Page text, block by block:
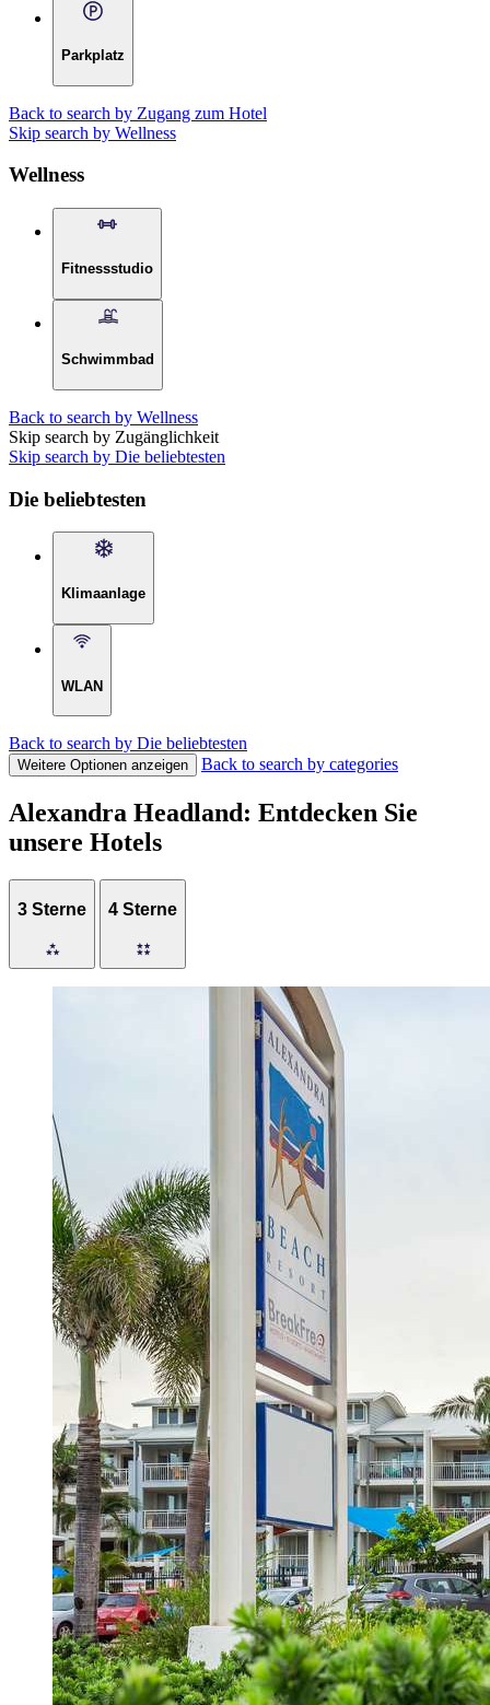
Parkplatz
Back to search by Zugang zum Hotel
Skip search by Wellness
Wellness
Fitnessstudio
Schwimmbad
Back to search by Wellness
Skip search by Zugänglichkeit
Skip search by Die beliebtesten
Die beliebtesten
Klimaanlage
WLAN
Back to search by Die beliebtesten
Weitere Optionen anzeigen Back to search by categories
Alexandra Headland: Entdecken Sie
unsere Hotels
3 Sterne 4 Sterne